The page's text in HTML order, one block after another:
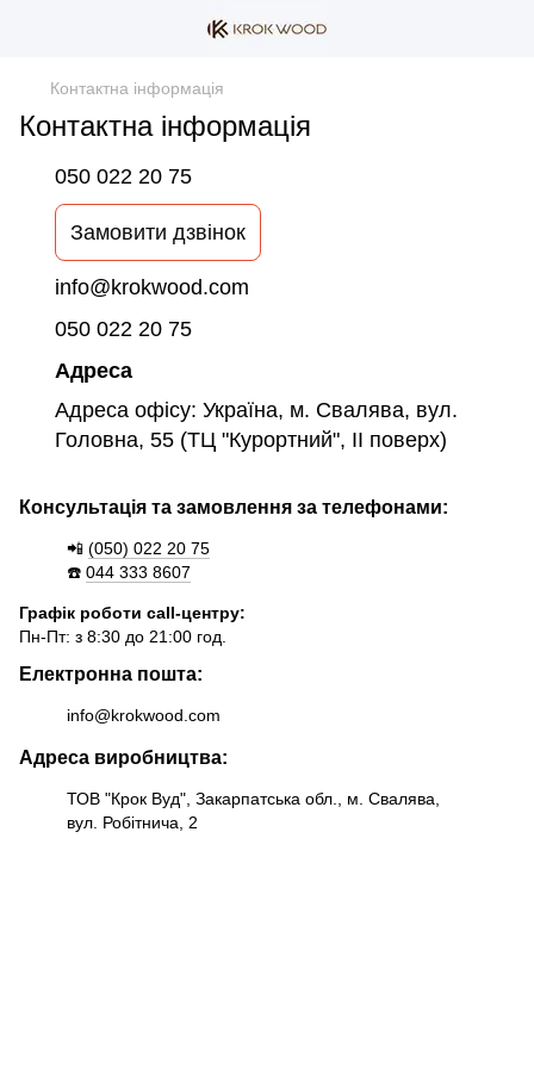
Контактна інформація
Контактна інформація
050 022 20 75
Замовити дзвінок
info@krokwood.com
050 022 20 75
Адреса
Адреса офісу: Україна, м. Свалява, вул.
Головна, 55 (ТЦ "Курортний", ІІ поверх)
Консультація та замовлення за телефонами:
📲 (050) 022 20 75
☎️ 044 333 8607
Графік роботи call-центру:
Пн-Пт: з 8:30 до 21:00 год.
Електронна пошта:
info@krokwood.com
Адреса виробництва:
ТОВ "Крок Вуд", Закарпатська обл., м. Свалява,
вул. Робітнича, 2